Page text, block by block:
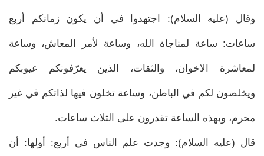
وقال (عليه السلام): اجتهدوا في أن يكون زمانكم أربع
ساعات: ساعة لمناجاة الله، وساعة لأمر المعاش، وساعة
لمعاشرة الاخوان، والثقات، الذين يعرّفونكم عيوبكم
ويخلصون لكم في الباطن، وساعة تخلون فيها لذاتكم في غير
محرم، وبهذه الساعة تقدرون على الثلاث ساعات.
قال (عليه السلام): وجدت علم الناس في أربع: أولها: أن